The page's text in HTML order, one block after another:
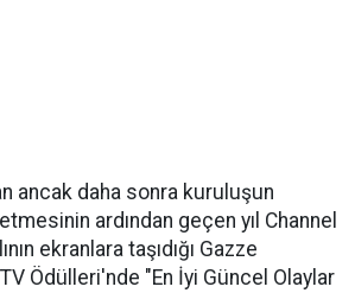
ancak daha sonra kuruluşun
ardından geçen yıl Channel
ekranlara taşıdığı Gazze
Ödülleri'nde "En İyi Güncel Olaylar